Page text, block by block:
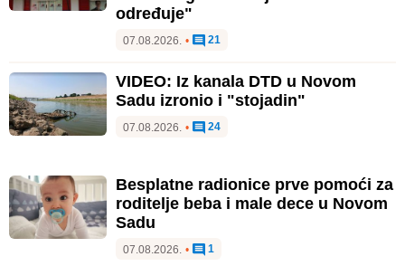
određuje"
07.08.2026. • 21
VIDEO: Iz kanala DTD u Novom
Sadu izronio i "stojadin"
07.08.2026. • 24
Besplatne radionice prve pomoći za
roditelje beba i male dece u Novom
Sadu
07.08.2026. • 1